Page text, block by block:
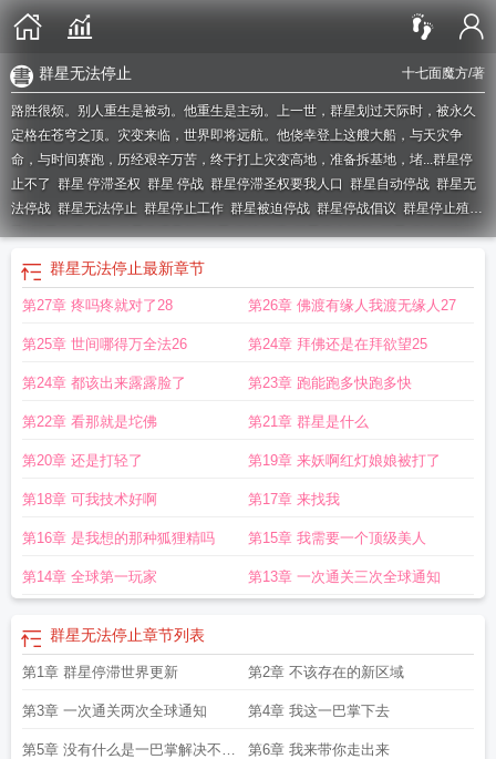
十七面魔方/著
群星无法停止
路胜很烦。别人重生是被动。他重生是主动。上一世，群星划过天际时，被永久
定格在苍穹之顶。灾变来临，世界即将远航。他侥幸登上这艘大船，与天灾争
命，与时间赛跑，历经艰辛万苦，终于打上灾变高地，准备拆基地，堵...群星停
止不了 群星 停滞圣权 群星 停战 群星停滞圣权要我人口 群星自动停战 群星无
法停战 群星无法停止 群星停止工作 群星被迫停战 群星停战倡议 群星停止殖
民群星停滞上国群星停滞圣权群星 停战代码群星停止运行群星 停战倡议组
群星停战期限 群星结束停战协议代码
停滞圣权送科技
停滞圣权怎么觉醒群星不停战 群星停战协议怎么调群星停战协议默认停几
停泊事件
群星停战倡议组织
群星无法停止最新章节
第27章 疼吗疼就对了28 第26章 佛渡有缘人我渡无缘人27
第25章 世间哪得万全法26 第24章 拜佛还是在拜欲望25
第24章 都该出来露露脸了 第23章 跑能跑多快跑多快
第22章 看那就是坨佛 第21章 群星是什么
第20章 还是打轻了 第19章 来妖啊红灯娘娘被打了
第18章 可我技术好啊 第17章 来找我
第16章 是我想的那种狐狸精吗 第15章 我需要一个顶级美人
第14章 全球第一玩家 第13章 一次通关三次全球通知
群星无法停止章节列表
第1章 群星停滞世界更新 第2章 不该存在的新区域
第3章 一次通关两次全球通知 第4章 我这一巴掌下去
第5章 没有什么是一巴掌解决不了 第6章 我来带你走出来